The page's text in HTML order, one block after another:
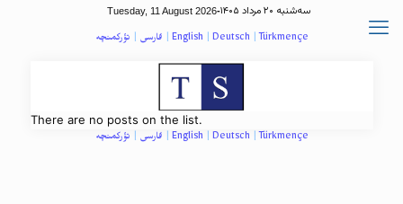
Tuesday, 11 August 2026- سه‌شنبه ۲۰ مرداد ۱۴۰۵
فارسی | تؤرکمنچه | English | Deutsch | Türkmençe
There are no posts on the list.
فارسی | تؤرکمنچه | English | Deutsch | Türkmençe